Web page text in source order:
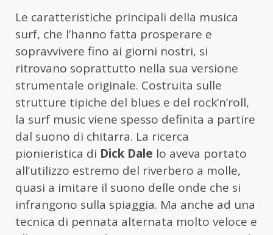
Le caratteristiche principali della musica
surf, che l’hanno fatta prosperare e
sopravvivere fino ai giorni nostri, si
ritrovano soprattutto nella sua versione
strumentale originale. Costruita sulle
strutture tipiche del blues e del rock’n’roll,
la surf music viene spesso definita a partire
dal suono di chitarra. La ricerca
pionieristica di Dick Dale lo aveva portato
all’utilizzo estremo del riverbero a molle,
quasi a imitare il suono delle onde che si
infrangono sulla spiaggia. Ma anche ad una
tecnica di pennata alternata molto veloce e